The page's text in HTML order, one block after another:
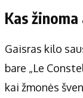
Kas
Gaisras kilo
bare „Le
kai žmonės